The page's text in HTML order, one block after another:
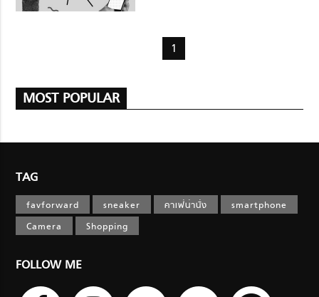
1
MOST POPULAR
TAG
favforward sneaker คาเฟ่น่านั่ง
smartphone
Camera
Shopping
FOLLOW ME